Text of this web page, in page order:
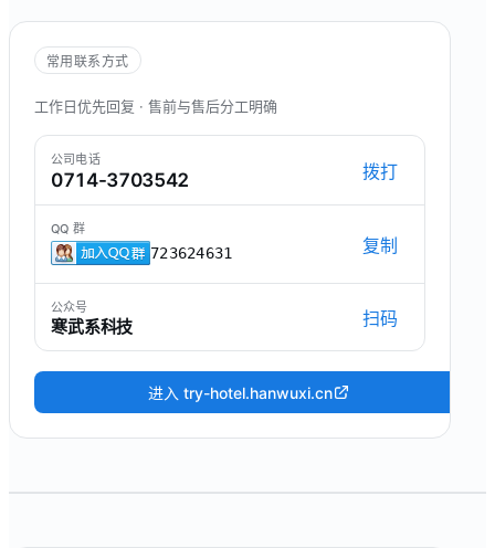
常用联系方式
工作日优先回复 · 售前与售后分工明确
公司电话
0714-3703542 拨打
QQ 群
723624631 复制
公众号
寒武系科技 扫码
进入 try-hotel.hanwuxi.cn